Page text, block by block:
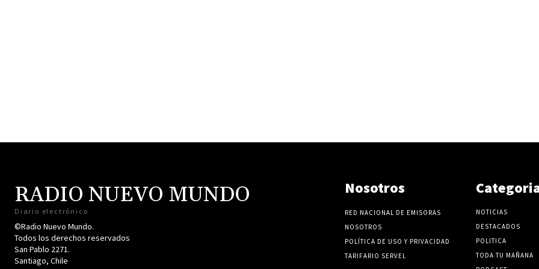
RADIO NUEVO MUNDO
Diario electrónico
©Radio Nuevo Mundo.
Todos los derechos reservados
San Pablo 2271.
Santiago, Chile
Nosotros
RED NACIONAL DE EMISORAS
NOSOTROS
POLÍTICA DE USO Y PRIVACIDAD
TARIFARIO SERVEL
NOTICIAS
DESTACADOS
POLITICA
TODA TU MAÑANA